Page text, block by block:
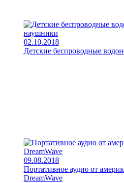
02.10.2018
Детские беспроводные
09.08.2018
Портативное аудио от
DreamWave